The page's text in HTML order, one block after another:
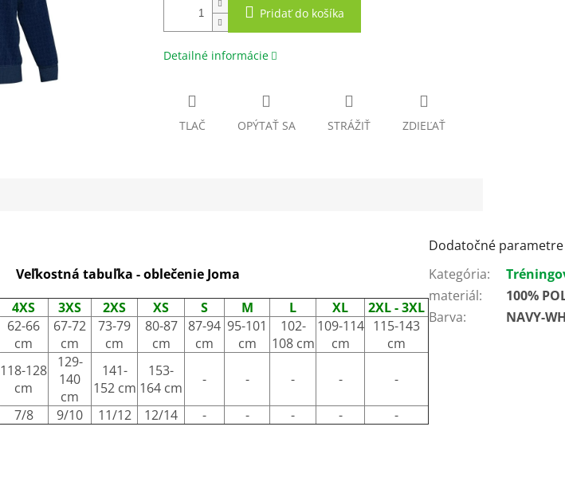
Pridať do košíka
Detailné informácie
TLAČ OPÝTAŤ SA STRÁŽIŤ ZDIEĽAŤ
Veľkostná tabuľka - oblečenie Joma
4XS 3XS 2XS XS S M L XL
2XL - 3XL
62-66
cm
67-72
cm
73-79
cm
80-87
cm
87-94
cm
95-101
cm
102-
108 cm
109-114
cm
115-143
cm
118-128
cm
129-
140
cm
141-
152 cm
153-
164 cm
- - - - -
7/8 9/10 11/12 12/14 - - - - -
Dodatočné parametre
Kategória:
materiál:
100%
Barva: NAVY-